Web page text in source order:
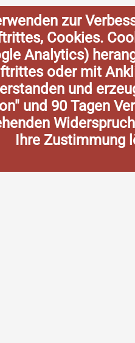
zur
Cookies.
Analytics)
oder mit
und
und 90 Tagen
Ihre